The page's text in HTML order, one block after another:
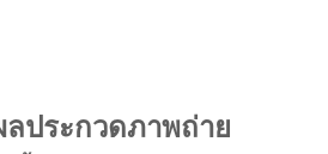
ลประกวดภาพถ่าย